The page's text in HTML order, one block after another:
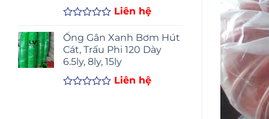
xếp
hạng
0
5
Liên hệ
Ống Gân Xanh Bơm Hút
Cát, Trấu Phi 120 Dày
6.5ly, 8ly, 15ly
Liên hệ